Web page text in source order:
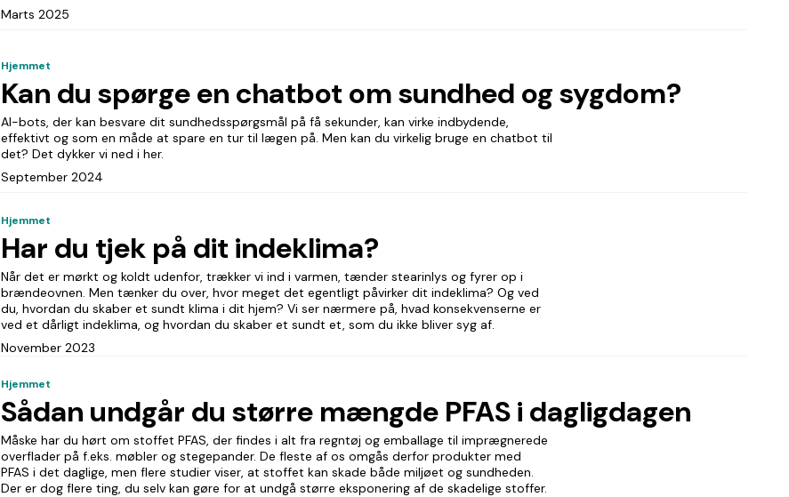
Marts 2025
Hjemmet
Kan du spørge en chatbot om sundhed og sygdom?
AI-bots, der kan besvare dit sundhedsspørgsmål på få sekunder, kan virke indbydende,
effektivt og som en måde at spare en tur til lægen på. Men kan du virkelig bruge en chatbot til
det? Det dykker vi ned i her.
September 2024
Hjemmet
Har du tjek på dit indeklima?
Når det er mørkt og koldt udenfor, trækker vi ind i varmen, tænder stearinlys og fyrer op i
brændeovnen. Men tænker du over, hvor meget det egentligt påvirker dit indeklima? Og ved
du, hvordan du skaber et sundt klima i dit hjem? Vi ser nærmere på, hvad konsekvenserne er
ved et dårligt indeklima, og hvordan du skaber et sundt et, som du ikke bliver syg af.
November 2023
Hjemmet
Sådan undgår du større mængde PFAS i dagligdagen
Måske har du hørt om stoffet PFAS, der findes i alt fra regntøj og emballage til imprægnerede
overflader på f.eks. møbler og stegepander. De fleste af os omgås derfor produkter med
PFAS i det daglige, men flere studier viser, at stoffet kan skade både miljøet og sundheden.
Der er dog flere ting, du selv kan gøre for at undgå større eksponering af de skadelige stoffer.